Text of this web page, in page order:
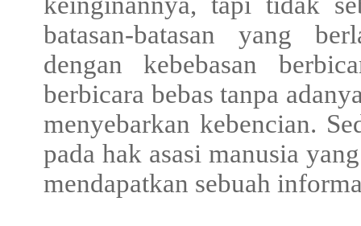
batasan-batasan yang
dengan kebebasan
berbicara bebas tanpa
menyebarkan kebencian.
pada hak asasi manusia
mendapatkan sebuah